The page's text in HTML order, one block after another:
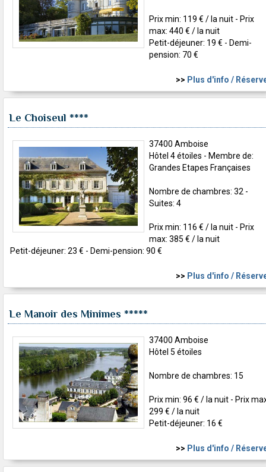
Prix min: 119 € / la nuit - Prix
max: 440 € / la nuit
Petit-déjeuner: 19 € - Demi-
pension: 70 €
>> Plus d'info /
Le Choiseul ****
37400 Amboise
Hôtel 4 étoiles - Membre de:
Grandes Etapes Françaises
Nombre de chambres: 32 -
Suites: 4
Prix min: 116 € / la nuit - Prix
max: 385 € / la nuit
Petit-déjeuner: 23 € - Demi-pension: 90 €
>> Plus d'info /
Le Manoir des Minimes *****
37400 Amboise
Hôtel 5 étoiles
Nombre de chambres: 15
Prix min: 96 € / la nuit - Prix
299 € / la nuit
Petit-déjeuner: 16 €
>> Plus d'info /